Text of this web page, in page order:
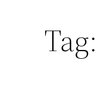
Tag: